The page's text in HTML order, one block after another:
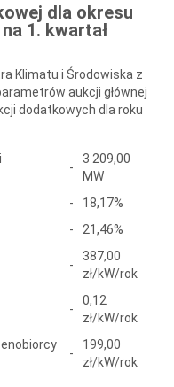
dla okresu
1. kwartał
Klimatu i Środowiska z
aukcji głównej
dodatkowych dla roku
-
3 209,00
MW
-
18,17%
-
21,46%
-
387,00
zł/kW/rok
-
0,12
zł/kW/rok
-
199,00
zł/kW/rok